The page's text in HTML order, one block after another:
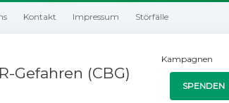
Kontakt Impressum Störfälle
Gefahren (CBG)
Kampagnen
SPENDEN